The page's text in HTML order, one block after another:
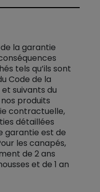
la garantie
tels qu’ils sont
Code de la
suivants du
produits
contractuelle,
détaillées
garantie est de
les canapés,
de 2 ans
et de 1 an